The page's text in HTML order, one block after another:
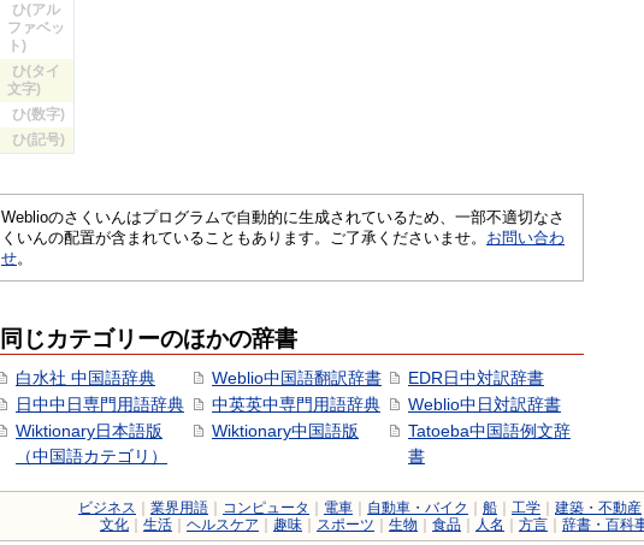
ひ(アル
ファベッ
ト)
ひ(タイ
文字)
ひ(数字)
ひ(記号)
Weblioのさくいんはプログラムで自動的に生成されているため、一部不適切なさ
くいんの配置が含まれていることもあります。ご了承くださいませ。 お問い合わ
せ。
同じカテゴリーのほかの辞書
白水社 中国語辞典
日中中日専門用語辞典
Wiktionary日本語版
（中国語カテゴリ）
Weblio中国語翻訳辞書
中英英中専門用語辞典
Wiktionary中国語版
EDR日中対訳辞書
Weblio中日対訳辞書
Tatoeba中国語例文辞
書
ビジネス 業界用語 コンピュータ 電車 自動車・バイク 船 工学 建築・不動産
文化
生活 ヘルスケア 趣味 スポーツ 生物 食品 人名 方言 辞書・百科